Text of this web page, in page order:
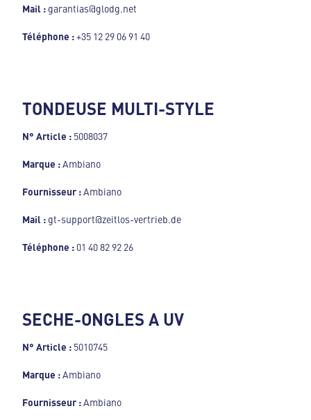
Mail : garantias@glodg.net
Téléphone :+35 12 29 06 91 40
TONDEUSE MULTI-STYLE
N° Article : 5008037
Marque :Ambiano
Fournisseur :Ambiano
Mail : gt-support@zeitlos-vertrieb.de
Téléphone : 01 40 82 92 26
SECHE-ONGLES A UV
N° Article : 5010745
Marque :Ambiano
Fournisseur :Ambiano